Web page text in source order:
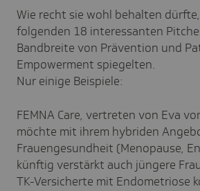
Wie recht sie wohl behalten
folgenden 18 interessanten
Bandbreite von Prävention und
Empowerment spiegelten.
Nur einige Beispiele:
FEMNA Care, vertreten von Eva
möchte mit ihrem hybriden
Frauengesundheit (Menopause,
künftig verstärkt auch jüngere
TK-Versicherte mit Endometriose